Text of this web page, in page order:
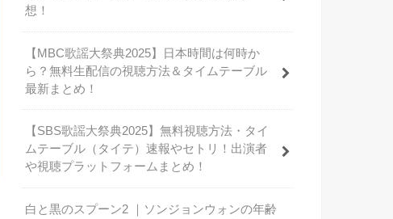
想！
【MBC歌謡大祭典2025】日本時間は何時か
ら？無料生配信の視聴方法＆タイムテーブル
最新まとめ！
【SBS歌謡大祭典2025】無料視聴方法・タイ
ムテーブル（タイテ）速報やセトリ！出演者
や視聴プラットフォームまとめ！
白と黒のスプーン2 ｜ソンジョンウォンの年齢